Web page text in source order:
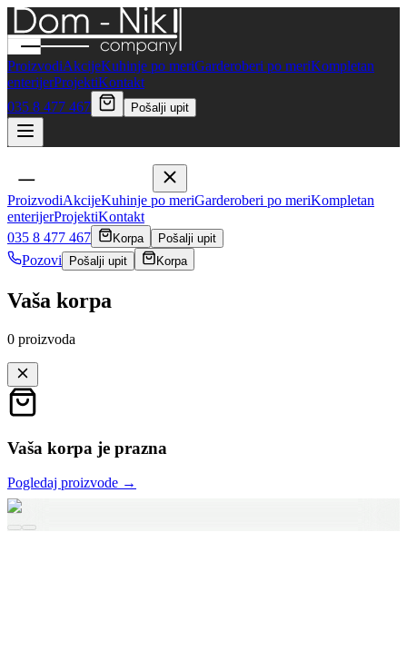
ProizvodiAkcijeKuhinje po meriGarderoberi po meriKompletan
enterijerProjektiKontakt
035 8 477 467
Pošalji upit
ProizvodiAkcijeKuhinje po meriGarderoberi po meriKompletan
enterijerProjektiKontakt
035 8 477 467
Korpa Pošalji upit
Pozovi Pošalji upit Korpa
Vaša korpa
0 proizvoda
Vaša korpa je prazna
Pogledaj proizvode →